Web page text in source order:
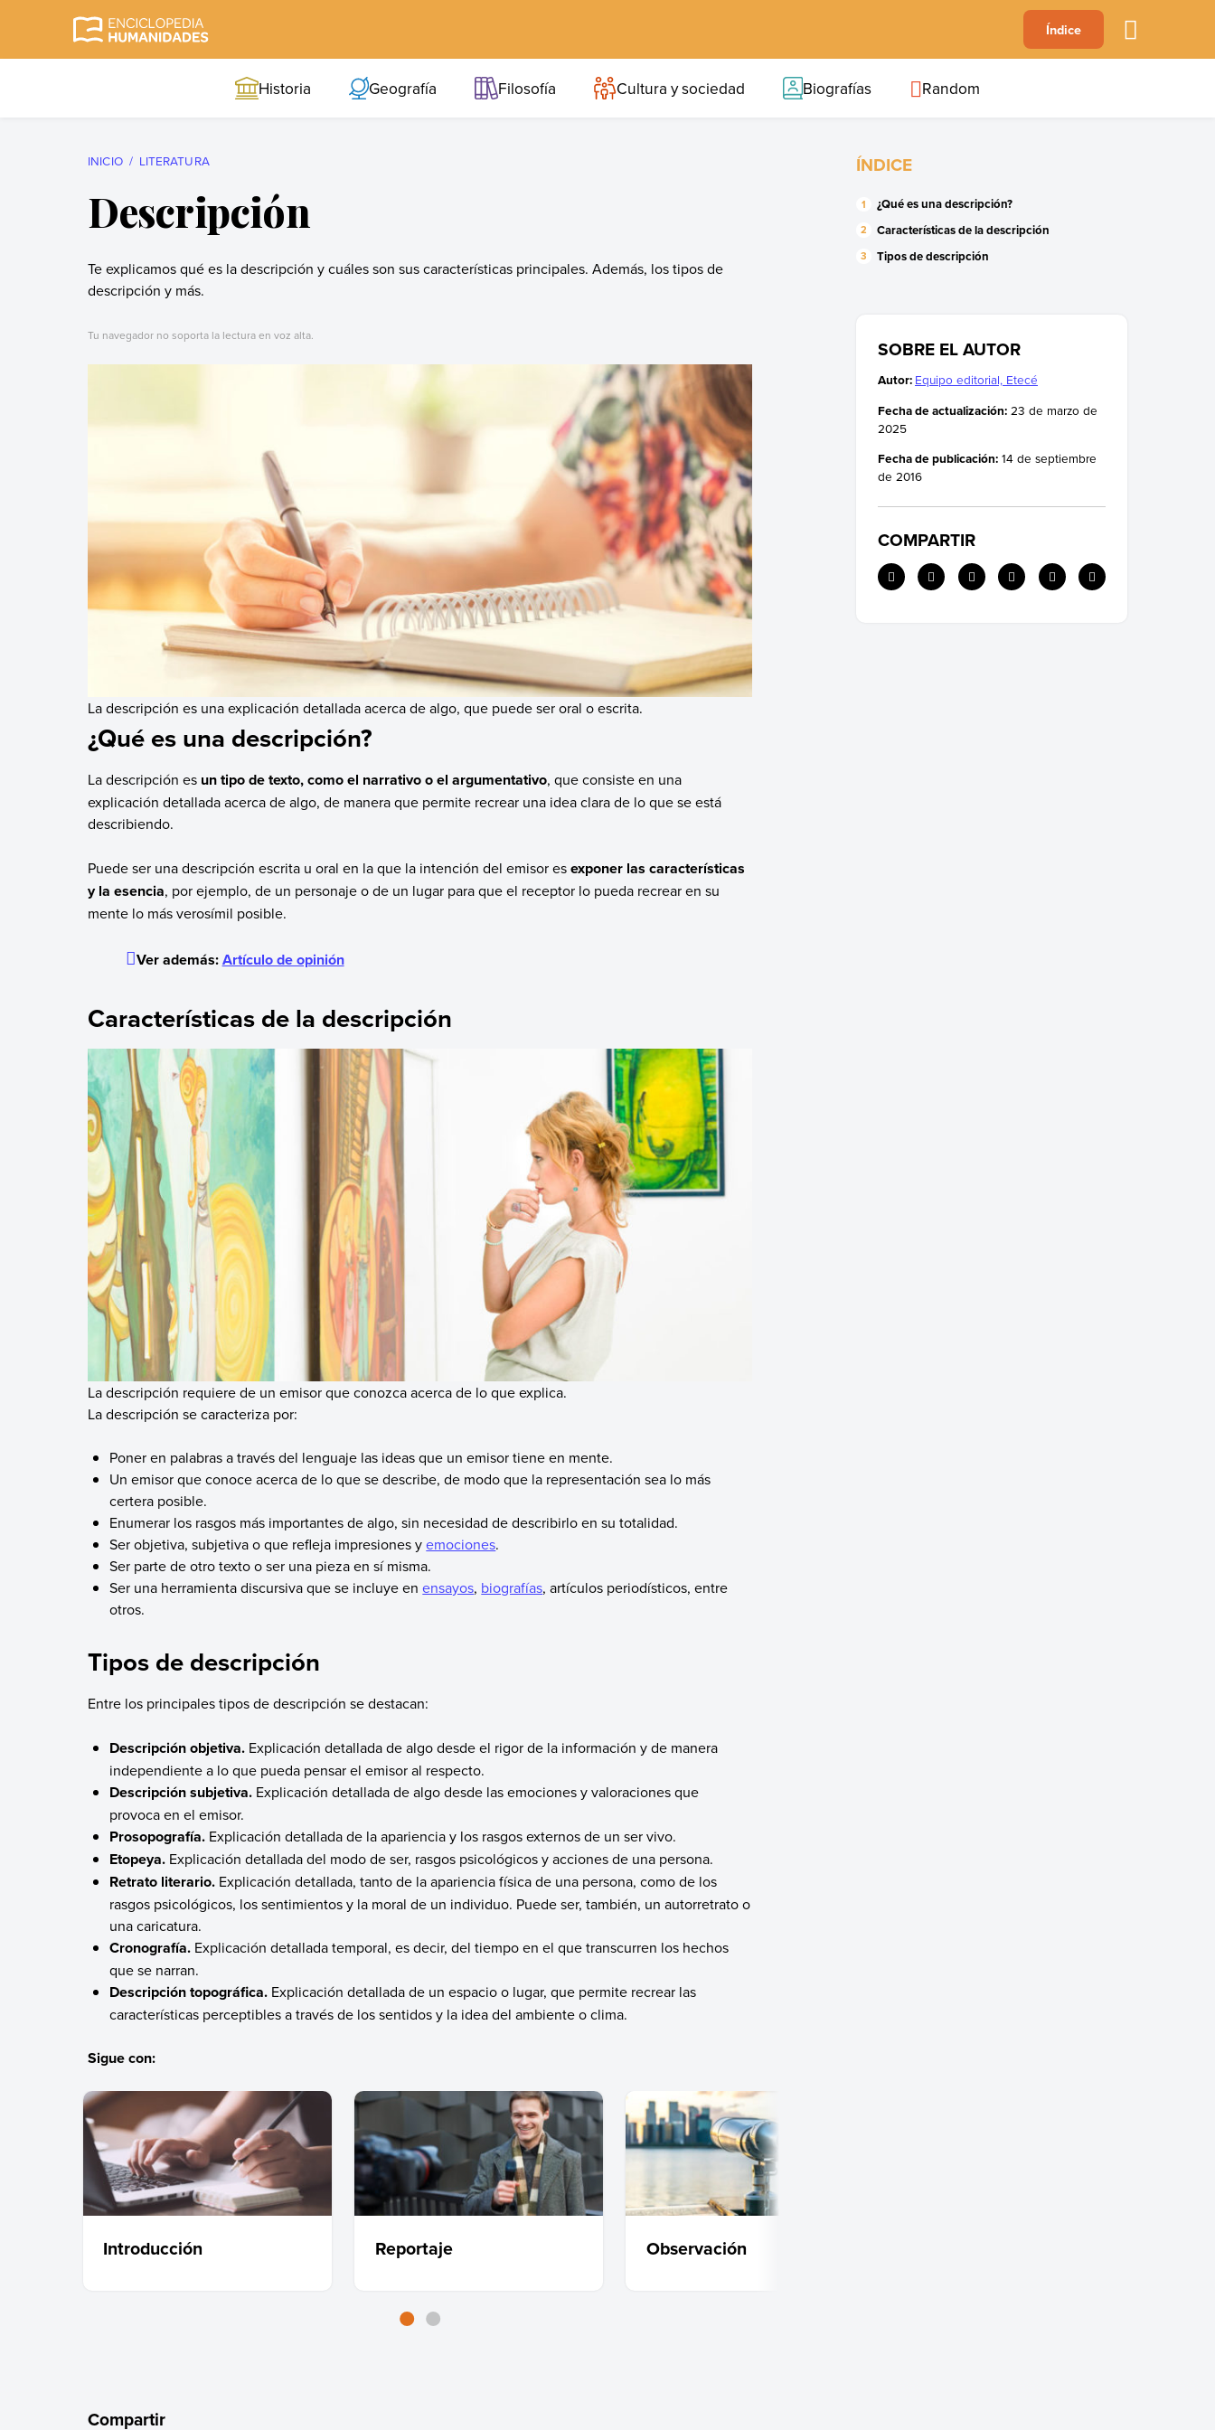
B C F
Índice
Historia Geografía Filosofía Cultura y sociedad Biografías Random
INICIO LITERATURA
Descripción
Te explicamos qué es la descripción y cuáles son sus características principales. Además, los tipos de
descripción y más.
Tu navegador no soporta la lectura en voz alta.
La descripción es una explicación detallada acerca de algo, que puede ser oral o escrita.
¿Qué es una descripción?
La descripción es un tipo de texto, como el narrativo o el argumentativo, que consiste en una
explicación detallada acerca de algo, de manera que permite recrear una idea clara de lo que se está
describiendo.
Puede ser una descripción escrita u oral en la que la intención del emisor esexponer las características
y la esencia, por ejemplo, de un personaje o de un lugar para que el receptor lo pueda recrear en su
mente lo más verosímil posible.
Ver además:Artículo de opinión
Características de la descripción
La descripción requiere de un emisor que conozca acerca de lo que explica.
La descripción se caracteriza por:
Poner en palabras a través del lenguaje las ideas que un emisor tiene en mente.
Un emisor que conoce acerca de lo que se describe, de modo que la representación sea lo más
certera posible.
Enumerar los rasgos más importantes de algo, sin necesidad de describirlo en su totalidad.
Ser objetiva, subjetiva o que refleja impresiones yemociones.
Ser parte de otro texto o ser una pieza en sí misma.
Ser una herramienta discursiva que se incluye enensayos, biografías, artículos periodísticos, entre
otros.
Tipos de descripción
Entre los principales tipos de descripción se destacan:
Descripción objetiva. Explicación detallada de algo desde el rigor de la información y de manera
independiente a lo que pueda pensar el emisor al respecto.
Descripción subjetiva. Explicación detallada de algo desde las emociones y valoraciones que
provoca en el emisor.
Prosopografía. Explicación detallada de la apariencia y los rasgos externos de un ser vivo.
Etopeya. Explicación detallada del modo de ser, rasgos psicológicos y acciones de una persona.
Retrato literario. Explicación detallada, tanto de la apariencia física de una persona, como de los
rasgos psicológicos, los sentimientos y la moral de un individuo. Puede ser, también, un autorretrato o
una caricatura.
Cronografía. Explicación detallada temporal, es decir, del tiempo en el que transcurren los hechos
que se narran.
Descripción topográfica. Explicación detallada de un espacio o lugar, que permite recrear las
características perceptibles a través de los sentidos y la idea del ambiente o clima.
Sigue con:
Introducción Reportaje Observación
Compartir
ÍNDICE
¿Qué es una descripción?
Características de la descripción
Tipos de descripción
SOBRE EL AUTOR
Autor: Equipo editorial, Etecé
Fecha de actualización: 23 de marzo de
2025
Fecha de publicación: 14 de septiembre
de 2016
COMPARTIR